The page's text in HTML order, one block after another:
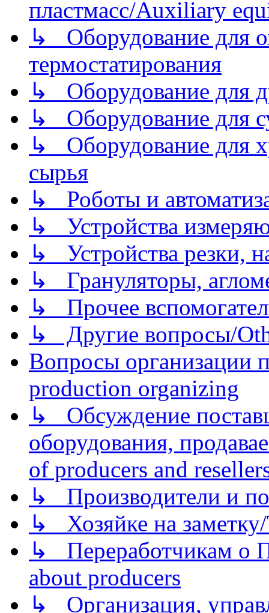
пластмасс/Auxiliary
↳ Оборудование для
термостатирования
↳ Оборудование для
↳ Оборудование для
↳ Оборудование для
сырья
↳ Роботы и
↳ Устройства
↳ Устройства резки,
↳ Грануляторы,
↳ Прочее
↳ Другие вопросы/
Вопросы организации
production organizing
↳ Обсуждение
оборудования,
of producers and
↳ Производители и
↳ Хозяйке на
↳ Переработчикам о
about producers
↳ Организация,